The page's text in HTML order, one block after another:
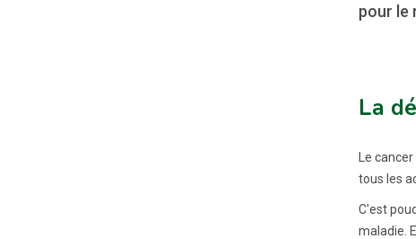
pour le
La
Le
tous les
C'est
maladie.